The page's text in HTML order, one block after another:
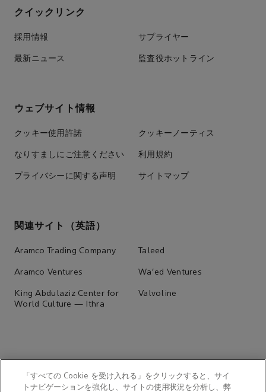
クイックリンク
採用情報 サプライヤー
最新ニュース 監査役ホットライン
ウェブサイト情報
クッキー使用許諾 クッキーノーティス
なりすましにご注意ください 利用規約
プライバシーに関する声明 サイトマップ
関連サイト（英語）
Aramco Trading Company Taleed
Aramco Ventures Wa'ed Ventures
King Abdulaziz Center for
World Culture — Ithra
Valvoline
「すべての Cookie を受け入れる」をクリックすると、サイ
トナビゲーションを強化し、サイトの使用状況を分析し、弊